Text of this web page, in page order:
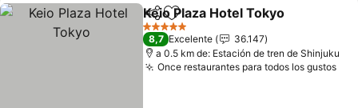
CompartirAgregar a favoritos
Keio Plaza Hotel Tokyo
5 Estrellas
8,7 Excelente
36.147
a 0.5 km de: Estación de tren de Shinjuku
Once restaurantes para todos los gustos